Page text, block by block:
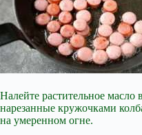
Налейте растительное масло
нарезанные кружочками
на умеренном огне.